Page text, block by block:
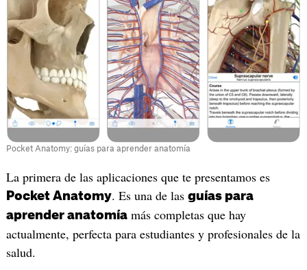
Pocket Anatomy: guías para aprender anatomía
La primera de las aplicaciones que te presentamos es
Pocket Anatomy. Es una de las guías para
aprender anatomíamás completas que hay
actualmente, perfecta para estudiantes y profesionales de la
salud.